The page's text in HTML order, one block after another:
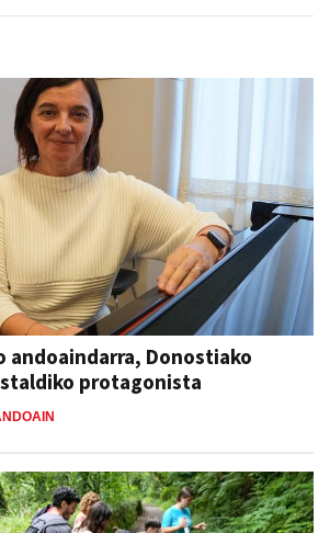
andoaindarra, Donostiako
protagonista